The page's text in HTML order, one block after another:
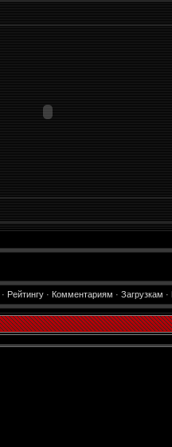
· Рейтингу · Комментариям · Загрузкам ·